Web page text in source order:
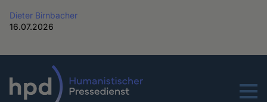
Dieter Birnbacher
16.07.2026
Menu